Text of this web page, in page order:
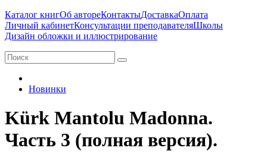
Каталог книгОб автореКонтактыДоставкаОплата
Личный кабинетКонсультации преподавателяШколы
Дизайн обложки и иллюстрирование
Новинки
Kürk Mantolu Madonna.
Часть 3 (полная версия).